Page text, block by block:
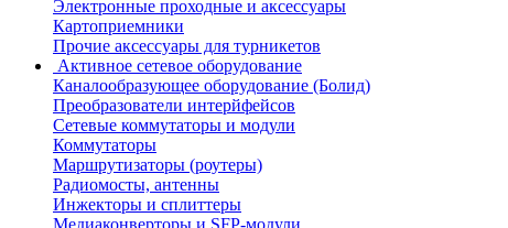
Электронные проходные и аксессуары
Картоприемники
Прочие аксессуары для турникетов
Активное сетевое оборудование
Каналообразующее оборудование (Болид)
Преобразователи интерйфейсов
Сетевые коммутаторы и модули
Коммутаторы
Маршрутизаторы (роутеры)
Радиомосты, антенны
Инжекторы и сплиттеры
Медиаконверторы и SFP-модули